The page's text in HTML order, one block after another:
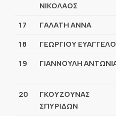
ΝΙΚΟΛΑΟΣ
17 ΓΑΛΑΤΗ ΑΝΝΑ
18
ΓΕΩΡΓΙΟΥ
19
ΓΙΑΝΝΟΥΛΗ
20
ΓΚΟΥΖΟΥΝΑΣ
ΣΠΥΡΙΔΩΝ